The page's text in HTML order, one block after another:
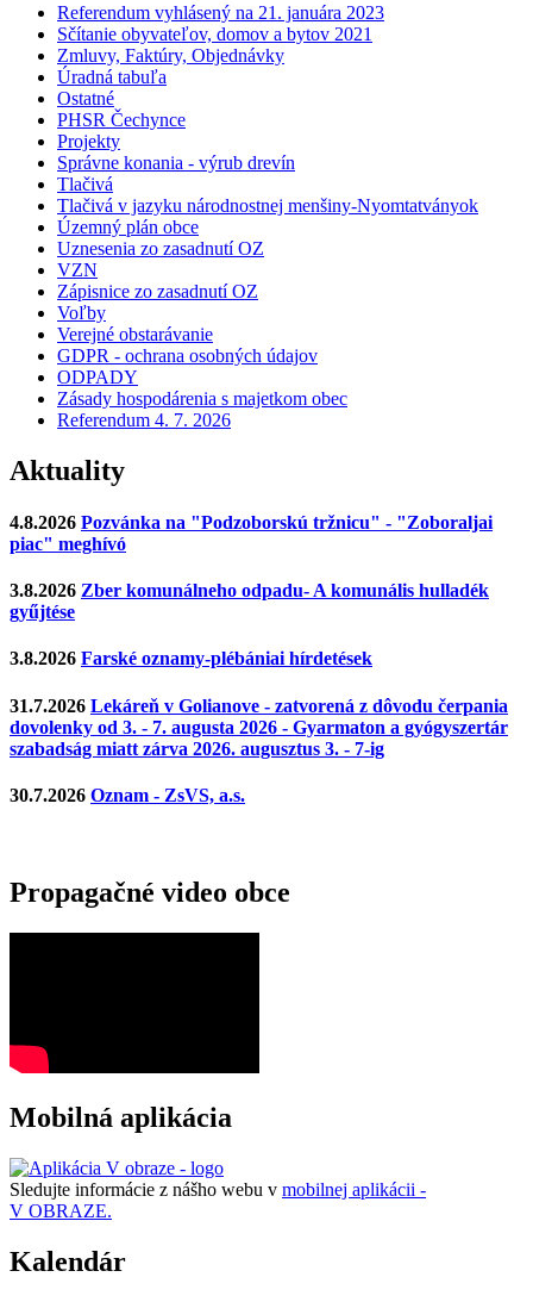
Referendum vyhlásený na 21. januára 2023
Sčítanie obyvateľov, domov a bytov 2021
Zmluvy, Faktúry, Objednávky
Úradná tabuľa
Ostatné
PHSR Čechynce
Projekty
Správne konania - výrub drevín
Tlačivá
Tlačivá v jazyku národnostnej menšiny-Nyomtatványok
Územný plán obce
Uznesenia zo zasadnutí OZ
VZN
Zápisnice zo zasadnutí OZ
Voľby
Verejné obstarávanie
GDPR - ochrana osobných údajov
ODPADY
Zásady hospodárenia s majetkom obec
Referendum 4. 7. 2026
Aktuality
4.8.2026 Pozvánka na "Podzoborskú tržnicu" - "Zoboraljai
piac" meghívó
3.8.2026 Zber komunálneho odpadu- A komunális hulladék
gyűjtése
3.8.2026 Farské oznamy-plébániai hírdetések
31.7.2026 Lekáreň v Golianove - zatvorená z dôvodu čerpania
dovolenky od 3. - 7. augusta 2026 - Gyarmaton a gyógyszertár
szabadság miatt zárva 2026. augusztus 3. - 7-ig
30.7.2026 Oznam - ZsVS, a.s.
Propagačné video obce
Mobilná aplikácia
Sledujte informácie z nášho webu v mobilnej aplikácii -
V OBRAZE.
Kalendár